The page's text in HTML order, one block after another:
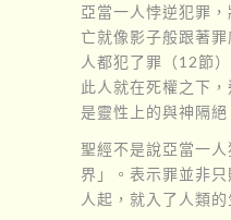
亞當一人悖逆犯罪
亡就像影子般跟著
人都犯了罪（12節
此人就在死權之下
是靈性上的與神隔絕
聖經不是說亞當一
界」。表示罪並非
人起，就入了人類